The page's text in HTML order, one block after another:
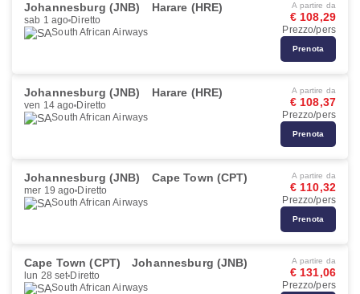
Johannesburg (JNB) Harare (HRE)
sab 1 ago Diretto
South African Airways
A partire da
€ 108,29
Prezzo/pers
Prenota
Johannesburg (JNB) Harare (HRE)
ven 14 ago Diretto
South African Airways
A partire da
€ 108,37
Prezzo/pers
Prenota
Johannesburg (JNB) Cape Town (CPT)
mer 19 ago Diretto
South African Airways
A partire da
€ 110,32
Prezzo/pers
Prenota
Cape Town (CPT) Johannesburg (JNB)
lun 28 set Diretto
South African Airways
A partire da
€ 131,06
Prezzo/pers